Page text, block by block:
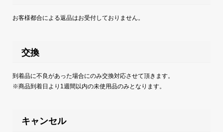
お客様都合による返品はお受付しておりません。
交換
到着品に不良があった場合にのみ交換対応させて頂きます。
※商品到着日より1週間以内の未使用品のみとなります。
キャンセル